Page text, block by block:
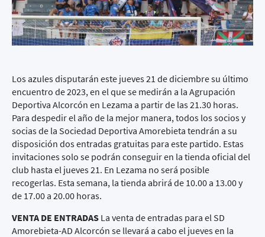
Los azules disputarán este jueves 21 de diciembre su último
encuentro de 2023, en el que se medirán a la Agrupación
Deportiva Alcorcón en Lezama a partir de las 21.30 horas.
Para despedir el año de la mejor manera, todos los socios y
socias de la Sociedad Deportiva Amorebieta tendrán a su
disposición dos entradas gratuitas para este partido. Estas
invitaciones solo se podrán conseguir en la tienda oficial del
club hasta el jueves 21. En Lezama no será posible
recogerlas. Esta semana, la tienda abrirá de 10.00 a 13.00 y
de 17.00 a 20.00 horas.
VENTA DE ENTRADAS La venta de entradas para el SD
Amorebieta-AD Alcorcón se llevará a cabo el jueves en la